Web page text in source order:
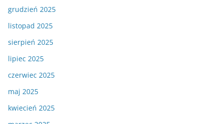
grudzień 2025
listopad 2025
sierpień 2025
lipiec 2025
czerwiec 2025
maj 2025
kwiecień 2025